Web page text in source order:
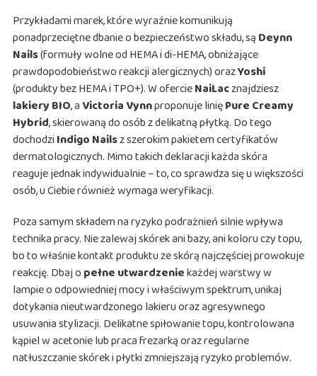
Przykładami marek, które wyraźnie komunikują
ponadprzeciętne dbanie o bezpieczeństwo składu, są Deynn
Nails(formuły wolne od HEMA i di-HEMA, obniżające
prawdopodobieństwo reakcji alergicznych) orazYoshi
(produkty bez HEMA i TPO+). W ofercieNaiLacznajdziesz
lakiery BIO, a Victoria Vynnproponuje linięPure Creamy
Hybrid, skierowaną do osób z delikatną płytką. Do tego
dochodzi Indigo Nailsz szerokim pakietem certyfikatów
dermatologicznych. Mimo takich deklaracji każda skóra
reaguje jednak indywidualnie – to, co sprawdza się u większości
osób, u Ciebie również wymaga weryfikacji.
Poza samym składem na ryzyko podrażnień silnie wpływa
technika pracy. Nie zalewaj skórek ani bazy, ani koloru czy topu,
bo to właśnie kontakt produktu ze skórą najczęściej prowokuje
reakcję. Dbaj o pełne utwardzeniekażdej warstwy w
lampie o odpowiedniej mocy i właściwym spektrum, unikaj
dotykania nieutwardzonego lakieru oraz agresywnego
usuwania stylizacji. Delikatne spiłowanie topu, kontrolowana
kąpiel w acetonie lub praca frezarką oraz regularne
natłuszczanie skórek i płytki zmniejszają ryzyko problemów.